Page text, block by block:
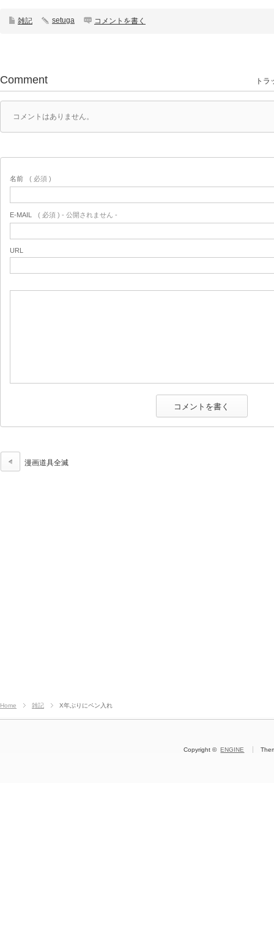
雑記 setuga コメントを書く
Comment トラ
コメントはありません。
名前 ( 必須 )
E-MAIL ( 必須 ) - 公開されません -
URL
漫画道具全滅
Home 雑記 X年ぶりにペン入れ
Copyright ©ENGINE